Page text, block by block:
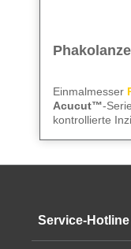
Einmalmesser
Acucut™-
kontrollierte
präzise
Service-Hotline